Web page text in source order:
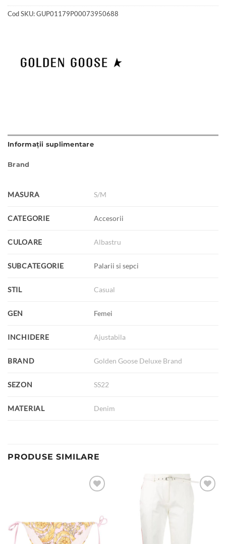
Cod SKU:GUP01179P00073950688
Informații suplimentare
Brand
MASURA S/M
CATEGORIE Accesorii
CULOARE Albastru
SUBCATEGORIE Palarii si sepci
STIL Casual
GEN Femei
INCHIDERE Ajustabila
BRAND Golden Goose Deluxe Brand
SEZON SS22
MATERIAL Denim
PRODUSE SIMILARE